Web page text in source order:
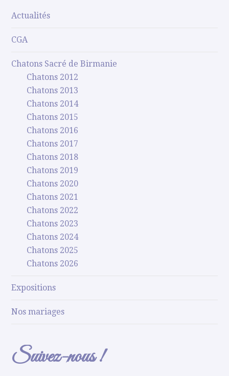
Actualités
CGA
Chatons Sacré de Birmanie
Chatons 2012
Chatons 2013
Chatons 2014
Chatons 2015
Chatons 2016
Chatons 2017
Chatons 2018
Chatons 2019
Chatons 2020
Chatons 2021
Chatons 2022
Chatons 2023
Chatons 2024
Chatons 2025
Chatons 2026
Expositions
Nos mariages
Suivez-nous !